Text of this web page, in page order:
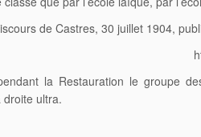
de Castres, 30 juillet 1904,
la Restauration le groupe
ultra.